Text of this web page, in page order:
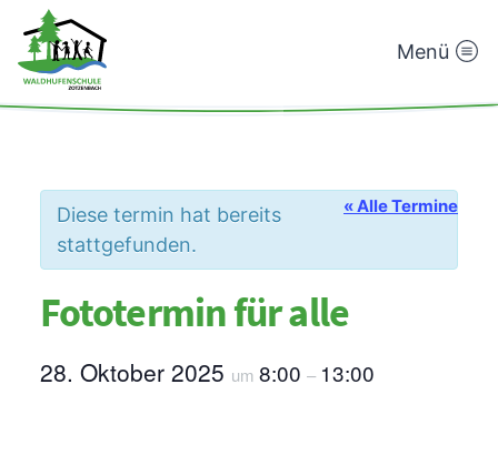
Waldhufenschule
Menü
« Alle Termine
Diese termin hat bereits
stattgefunden.
Fototermin für alle
28. Oktober 2025 um 8:00 – 13:00